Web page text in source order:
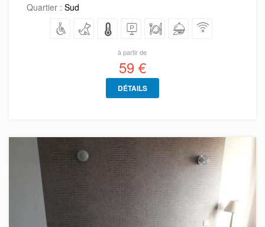
Quartier : Sud
à partir de
59 €
DÉTAILS